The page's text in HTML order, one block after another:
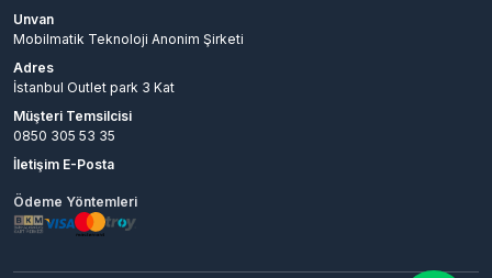
Unvan
Mobilmatik Teknoloji Anonim Şirketi
Adres
İstanbul Outlet park 3 Kat
Müşteri Temsilcisi
0850 305 53 35
İletişim E-Posta
Ödeme Yöntemleri